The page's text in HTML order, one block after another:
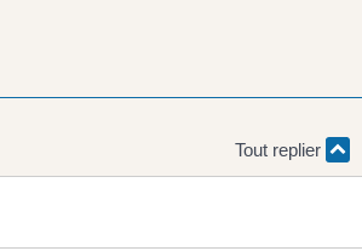
Tout replier